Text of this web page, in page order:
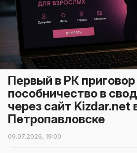
Первый в РК приговор
пособничество в
через сайт Kizdar.net
Петропавловске
09.07.2026, 19:00